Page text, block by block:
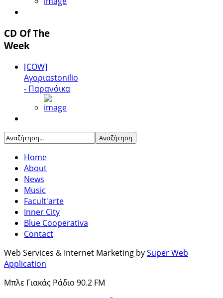
CD Of The
Week
[COW]
Αγοριαstonilio
- Παρανόικα
Home
About
News
Music
Facult'arte
Inner City
Blue Cooperativa
Contact
Web Services & Internet Marketing bySuper Web
Application
Μπλε Γιακάς Ράδιο 90.2 FM